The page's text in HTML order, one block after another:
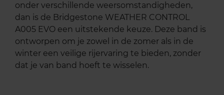
onder verschillende weersomstandigheden,
dan is de Bridgestone WEATHER CONTROL
A005 EVO een uitstekende keuze. Deze band is
ontworpen om je zowel in de zomer als in de
winter een veilige rijervaring te bieden, zonder
dat je van band hoeft te wisselen.